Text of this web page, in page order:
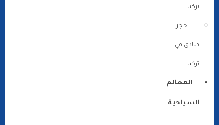
تركيا
حجز
فنادق في
تركيا
المعالم
السياحية